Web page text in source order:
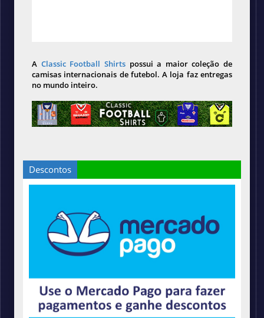
A Classic Football Shirts possui a maior coleção de
camisas internacionais de futebol. A loja faz entregas
no mundo inteiro.
Descontos